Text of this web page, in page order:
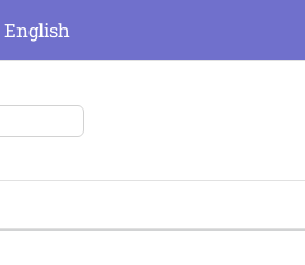
English